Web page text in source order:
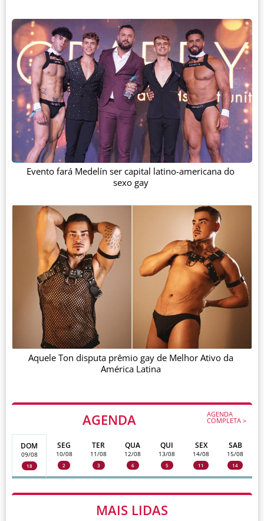
AGENDA AGENDA
COMPLETA >
DOM
09/08
18
SEG
10/08
2
TER
11/08
3
QUA
12/08
6
QUI
13/08
5
SEX
14/08
11
SAB
15/08
14
MAIS LIDAS
Evento fará Medelín ser capital latino-americana do
sexo gay
Aquele Ton disputa prêmio gay de Melhor Ativo da
América Latina